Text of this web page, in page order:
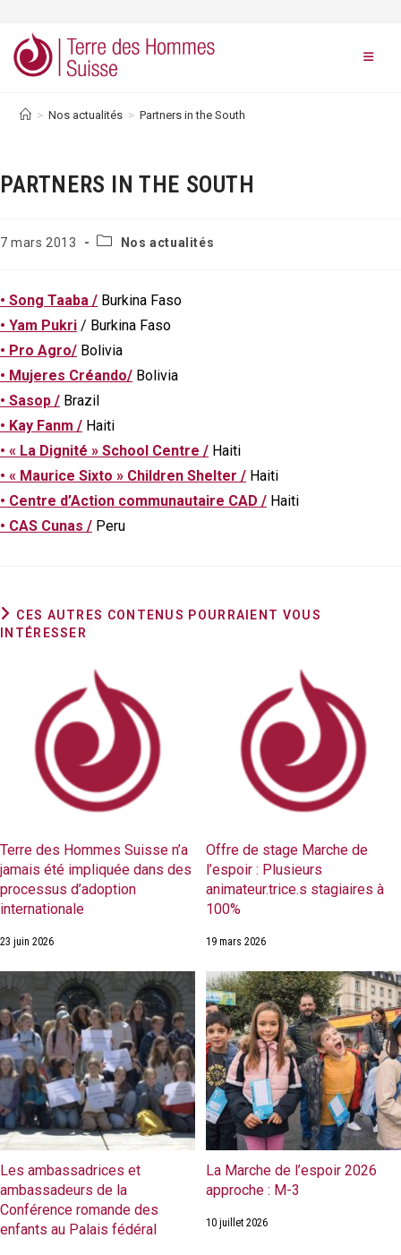
content
> Nos actualités > Partners in the South
PARTNERS IN THE SOUTH
Publication
7 mars 2013
PostNos actualités
• Song Taaba / Burkina Faso
• Yam Pukri / Burkina Faso
• Pro Agro/ Bolivia
• Mujeres Créando/ Bolivia
• Sasop / Brazil
• Kay Fanm / Haiti
• « La Dignité » School Centre / Haiti
• « Maurice Sixto » Children Shelter / Haiti
• Centre d’Action communautaire CAD / Haiti
• CAS Cunas / Peru
CES AUTRES CONTENUS POURRAIENT VOUS
INTÉRESSER
Terre des Hommes Suisse n’a
jamais été impliquée dans des
processus d’adoption
internationale
23 juin 2026
Offre de stage Marche de
l’espoir : Plusieurs
animateur.trice.s stagiaires à
100%
19 mars 2026
Les ambassadrices et
ambassadeurs de la
Conférence romande des
enfants au Palais fédéral
La Marche de l’espoir 2026
approche : M-3
10 juillet 2026